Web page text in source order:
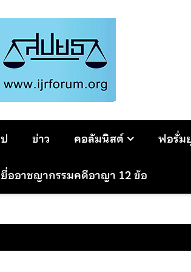
ข่าว คอลัมนิสต์ ฟอรั่ม
ออาชญากรรมคดีอาญา 12 ข้อ